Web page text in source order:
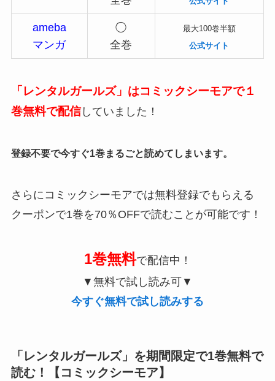
ameba
マンガ
◯
全巻
最大100巻半額
公式サイト
「レンタルガールズ」はコミックシーモアで１
巻無料で配信していました！
登録不要で今すぐ1巻まるごと読めてしまいます。
さらにコミックシーモアでは無料登録でもらえる
クーポンで1巻を70％OFFで読むことが可能です！
1巻無料で配信中！
▼無料で試し読み可▼
今すぐ無料で試し読みする
「レンタルガールズ」を期間限定で1巻無料で
読む！【コミックシーモア】